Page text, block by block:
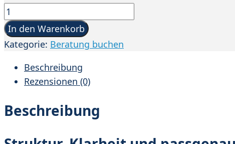
Orientierungsberatung
Menge
In den Warenkorb
Kategorie: Beratung buchen
Beschreibung
Rezensionen (0)
Beschreibung